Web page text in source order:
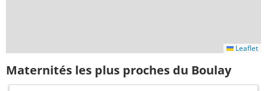
Leaflet
Maternités les plus proches du Boulay